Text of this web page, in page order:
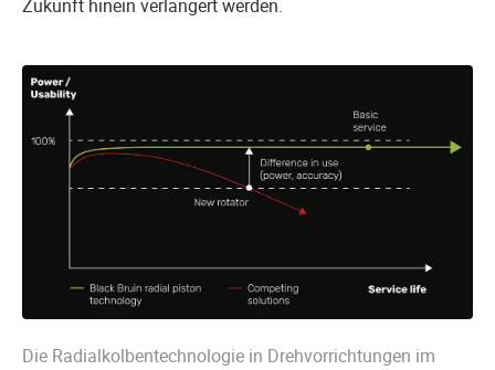
Zukunft hinein verlängert werden.
Die Radialkolbentechnologie in Drehvorrichtungen im